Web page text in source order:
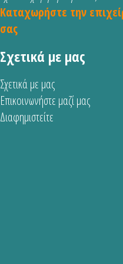
Καταχωρήστε την
σας
Σχετικά με μας
Σχετικά με μας
Επικοινωνήστε μαζί μας
Διαφημιστείτε